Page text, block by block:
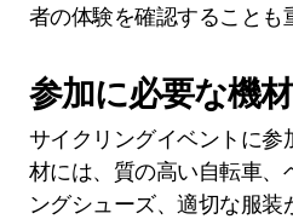
者の体験を確認することも
参加に必要な機
サイクリングイベントに参
材には、質の高い自転車、
ングシューズ、適切な服装